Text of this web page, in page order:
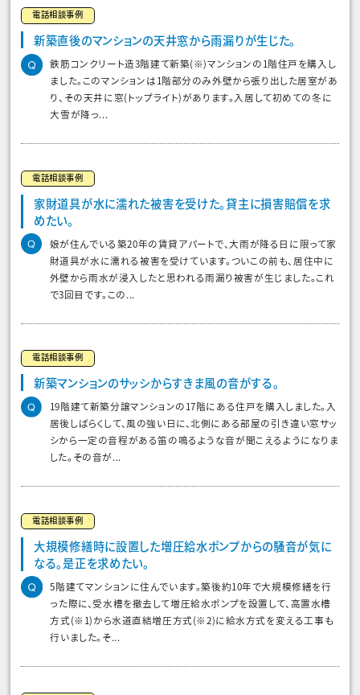
電話相談事例
新築直後のマンションの天井窓から雨漏りが生じた。
鉄筋コンクリート造3階建て新築(※)マンションの1階住戸を購入し
ました。このマンションは1階部分のみ外壁から張り出した居室があ
り、その天井に窓(トップライト)があります。入居して初めての冬に
大雪が降っ...
電話相談事例
家財道具が水に濡れた被害を受けた。貸主に損害賠償を求
めたい。
娘が住んでいる築20年の賃貸アパートで、大雨が降る日に限って家
財道具が水に濡れる被害を受けています。ついこの前も、居住中に
外壁から雨水が浸入したと思われる雨漏り被害が生じました。これ
で3回目です。この...
電話相談事例
新築マンションのサッシからすきま風の音がする。
19階建て新築分譲マンションの17階にある住戸を購入しました。入
居後しばらくして、風の強い日に、北側にある部屋の引き違い窓サッ
シから一定の音程がある笛の鳴るような音が聞こえるようになりま
した。その音が...
電話相談事例
大規模修繕時に設置した増圧給水ポンプからの騒音が気に
なる。是正を求めたい。
5階建てマンションに住んでいます。築後約10年で大規模修繕を行
った際に、受水槽を撤去して増圧給水ポンプを設置して、高置水槽
方式(※1)から水道直結増圧方式(※2)に給水方式を変える工事も
行いました。そ...